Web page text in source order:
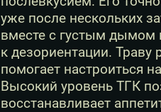
уже после нескольких
вместе с густым дымом
к дезориентации. Траву
помогает настроиться
Высокий уровень ТГК
восстанавливает